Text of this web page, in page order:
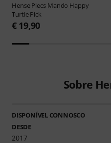
Hense Plecs Mando Happy
Turtle Pick
€ 19,90
Sobre
DISPONÍVEL CONNOSCO
DESDE
2017